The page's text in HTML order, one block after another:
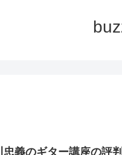
忠義のギター講座の評